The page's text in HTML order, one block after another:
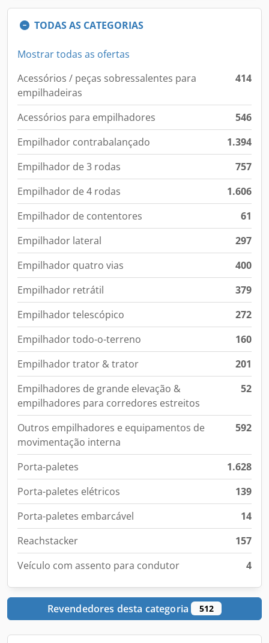
TODAS AS CATEGORIAS
Mostrar todas as ofertas
Acessórios / peças sobressalentes para
empilhadeiras
414
Acessórios para empilhadores
546
Empilhador contrabalançado
1.394
Empilhador de 3 rodas
757
Empilhador de 4 rodas
1.606
Empilhador de contentores
61
Empilhador lateral
297
Empilhador quatro vias
400
Empilhador retrátil
379
Empilhador telescópico
272
Empilhador todo-o-terreno
160
Empilhador trator & trator
201
Empilhadores de grande elevação &
empilhadores para corredores estreitos
52
Outros empilhadores e equipamentos de
movimentação interna
592
Porta-paletes
1.628
Porta-paletes elétricos
139
Porta-paletes embarcável
14
Reachstacker
157
Veículo com assento para condutor
4
Revendedores desta categoria 512